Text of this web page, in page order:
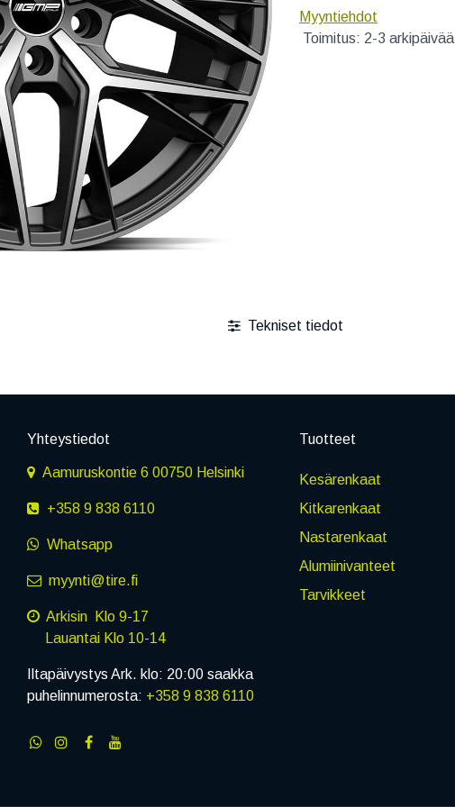
Myyntiehdot
Toimitus: 2-3 arkipäivää
Tekniset tiedot
Yhteystiedot
Aamuruskontie 6 00750 Helsinki
+358 9 838 6110
Whatsapp
myynti@tire.fi
Arkisin Klo 9-17
Lauantai Klo 10-14
Iltapäivystys Ark. klo: 20:00 saakka
puhelinnumerosta: +358 9 838 6110
Tuotteet
Kesärenkaat
Kitkarenkaat
Nastarenkaat
Alumiinivanteet
Tarvikkeet